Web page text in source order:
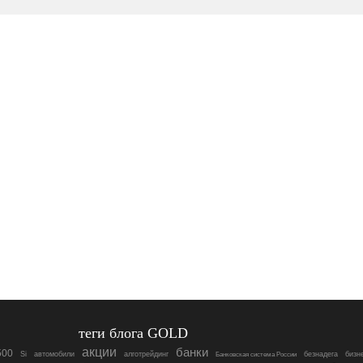
теги блога GOLD
Si автомобили акции алготрейдинг банки Банковская система России безнадега